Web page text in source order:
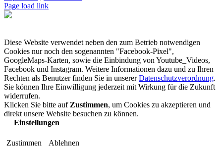
Page load link
Diese Website verwendet neben den zum Betrieb notwendigen
Cookies nur noch den sogenannten "Facebook-Pixel",
GoogleMaps-Karten, sowie die Einbindung von Youtube_Videos,
Facebook und Instagram. Weitere Informationen dazu und zu Ihren
Rechten als Benutzer finden Sie in unsererDatenschutzverordnung.
Sie können Ihre Einwilligung jederzeit mit Wirkung für die Zukunft
widerrufen.
Klicken Sie bitte auf Zustimmen, um Cookies zu akzeptieren und
direkt unsere Website besuchen zu können.
Einstellungen
Zustimmen Ablehnen